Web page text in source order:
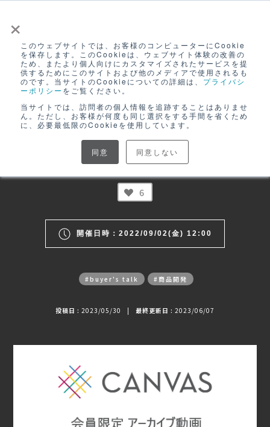
×
このウェブサイトでは、お客様のコンピューターにCookie
を保存します。このCookieは、ウェブサイト体験の改善の
ため、またより個人向けにカスタマイズされたサービスを提
供するためにこのサイトおよび他のメディアで使用されるも
のです。当サイトのCookieについての詳細は、 プライバシ
ーポリシー をご覧ください。
当サイトでは、訪問者の個人情報を追跡することはありませ
ん。ただし、お客様が何度も同じ選択をする手間を省くため
に、必要最低限のCookieを使用しています。
同意 同意しない
ログイン
無料アカウント登録
EC活用・商品開発
令和4年度EC化支援事業
【buyer’s talk 04-2】
（株）JALUX 冨木田美緒さん
6
開催日時：2022/09/02(金) 12:00
#buyer's talk #商品開発
投稿日 : 2023/05/30 | 最終更新日 : 2023/06/07